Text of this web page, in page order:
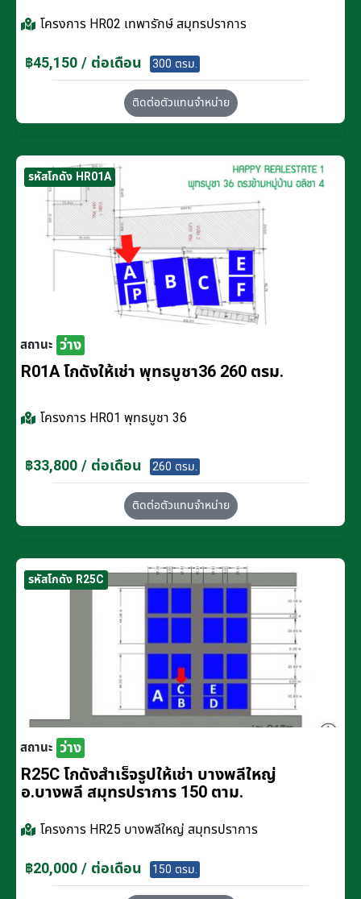
โครงการ HR02 เทพารักษ์ สมุทรปราการ
฿45,150 / ต่อเดือน 300 ตรม.
ติดต่อตัวแทนจำหน่าย
รหัสโกดัง HR01A
สถานะ ว่าง
R01A โกดังให้เช่า พุทธบูชา36 260 ตรม.
โครงการ HR01 พุทธบูชา 36
฿33,800 / ต่อเดือน 260 ตรม.
ติดต่อตัวแทนจำหน่าย
รหัสโกดัง R25C
สถานะ ว่าง
R25C โกดังสำเร็จรูปให้เช่า บางพลีใหญ่
อ.บางพลี สมุทรปราการ 150 ตาม.
โครงการ HR25 บางพลีใหญ่ สมุทรปราการ
฿20,000 / ต่อเดือน 150 ตรม.